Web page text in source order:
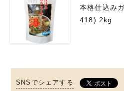
本格仕込み
418) 2kg
SNSでシェアする